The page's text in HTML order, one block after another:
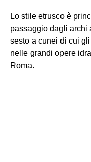
Lo stile etrusco è
passaggio dagli archi
sesto a cunei di cui
nelle grandi opere
Roma.